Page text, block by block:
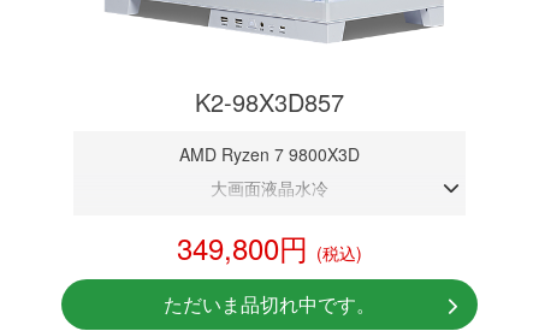
K2-98X3D857
AMD Ryzen 7 9800X3D
大画面液晶水冷
RTX 5070 12GB
NVMeSSD 1TB
Windows11 Home 64bit
349,800円 (税込)
ただいま品切れ中です。